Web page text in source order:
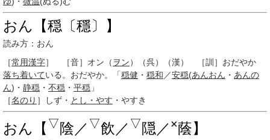
おん【穏〔穩〕】
読み方：おん
［常用漢字］ ［音］ オン （ ヲン）（呉）（漢） ［訓］ おだやか
落ち着いている。おだやか。「穏健 ・ 穏和 ／安穏(あんおん ・ あんの
ん)・ 静穏 ・ 不穏 ・ 平穏 」
［名のり ］しず・ とし・やす ・やすき
おん【 ▽陰／ ▽飲／ ▽隠／×蔭】